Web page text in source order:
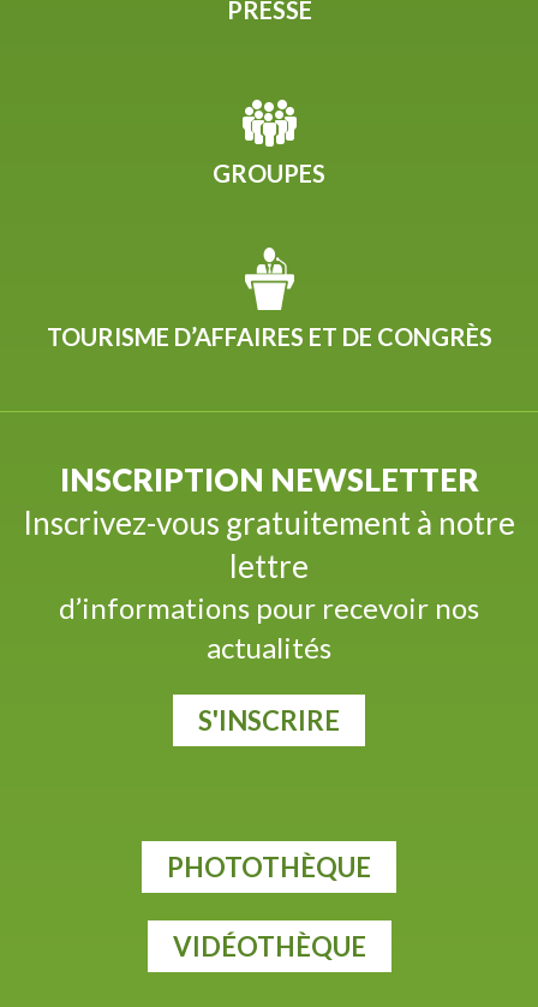
PRESSE
GROUPES
TOURISME D’AFFAIRES ET DE CONGRÈS
INSCRIPTION NEWSLETTER
Inscrivez-vous gratuitement à notre
lettre
d’informations pour recevoir nos
actualités
S'INSCRIRE
PHOTOTHÈQUE
VIDÉOTHÈQUE